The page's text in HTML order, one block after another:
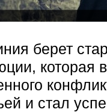
берет
которая
и стал